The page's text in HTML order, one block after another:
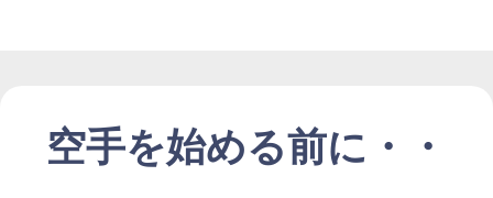
空手を始める前に・・